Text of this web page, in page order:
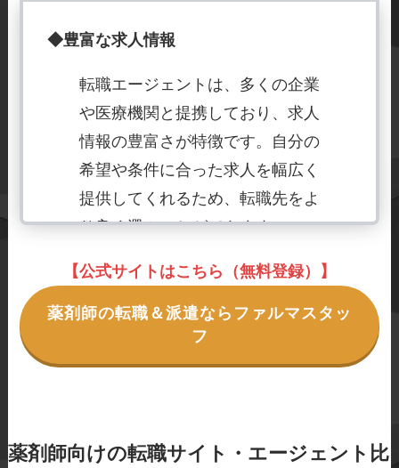
◆豊富な求人情報
転職エージェントは、多くの企業
や医療機関と提携しており、求人
情報の豊富さが特徴です。自分の
希望や条件に合った求人を幅広く
提供してくれるため、転職先をよ
り良く選ぶことができます。
◆専門知識とアドバイス
薬剤師向けの転職エージェント
は、専門的な知識や経験を持つス
通しており、適切なアドバイスや
【公式サイトはこちら（無料登録）】
薬剤師の転職＆派遣ならファルマスタッ
フ
薬剤師向けの転職サイト・エージェント比